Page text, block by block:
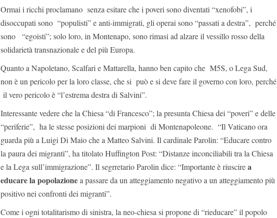
Ormai i ricchi proclamano senza esitare che i poveri sono diventati “xenofobi”, i
disoccupati sono “populisti” e anti-immigrati, gli operai sono “passati a destra”, perché
sono “egoisti”; solo loro, in Montenapo, sono rimasi ad alzare il vessillo rosso della
solidarietà transnazionale e del più Europa.
Quanto a Napoletano, Scalfari e Mattarella, hanno ben capito che M5S, o Lega Sud,
non è un pericolo per la loro classe, che si può e si deve fare il governo con loro, perché
il vero pericolo è “l’estrema destra di Salvini”.
Interessante vedere che la Chiesa “di Francesco”; la presunta Chiesa dei “poveri” e delle
“periferie”, ha le stesse posizioni dei marpioni di Montenapoleone. “Il Vaticano ora
guarda più a Luigi Di Maio che a Matteo Salvini. Il cardinale Parolin: “Educare contro
la paura dei migranti”, ha titolato Huffington Post: “Distanze inconciliabili tra la Chiesa
e la Lega sull’immigrazione”. Il segrretario Parolin dice: “Importante è riuscirea
educare la popolazionea passare da un atteggiamento negativo a un atteggiamento più
positivo nei confronti dei migranti”.
Come i ogni totalitarismo di sinistra, la neo-chiesa si propone di “rieducare” il popolo